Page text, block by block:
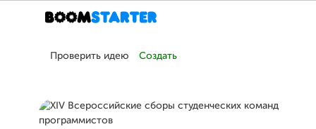
Проверить идею Создать